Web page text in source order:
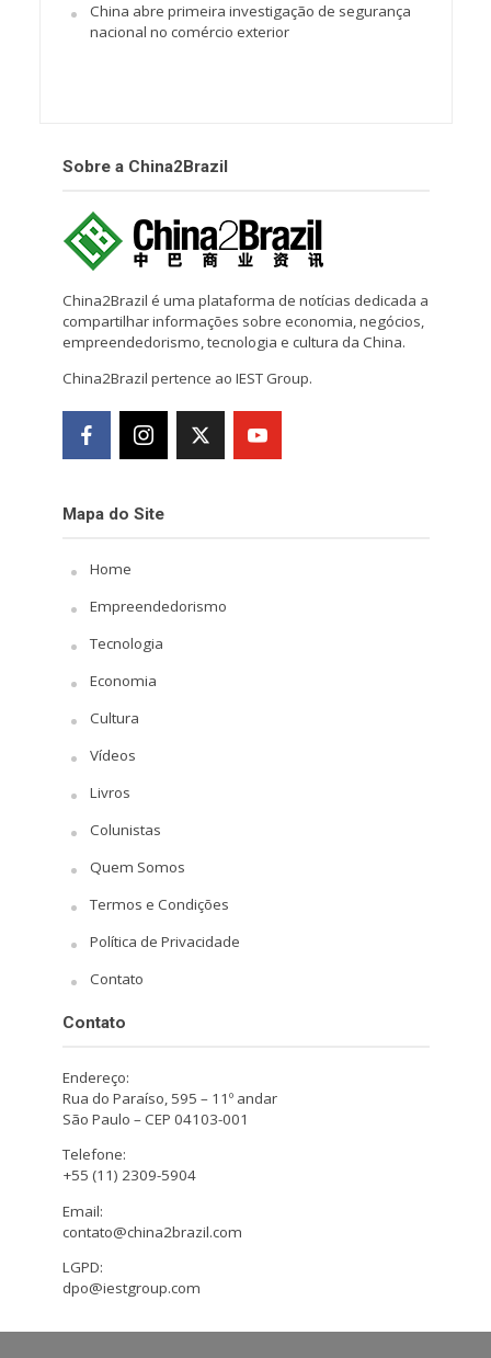
China abre primeira investigação de segurança
nacional no comércio exterior
Sobre a China2Brazil
China2Brazil é uma plataforma de notícias dedicada a
compartilhar informações sobre economia, negócios,
empreendedorismo, tecnologia e cultura da China.
China2Brazil pertence ao IEST Group.
Mapa do Site
Home
Empreendedorismo
Tecnologia
Economia
Cultura
Vídeos
Livros
Colunistas
Quem Somos
Termos e Condições
Política de Privacidade
Contato
Contato
Endereço:
Rua do Paraíso, 595 – 11º andar
São Paulo – CEP 04103-001
Telefone:
+55 (11) 2309-5904
Email:
contato@china2brazil.com
LGPD:
dpo@iestgroup.com